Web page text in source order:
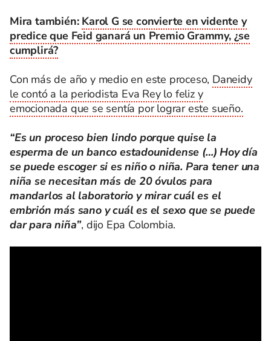
Mira también: Karol G se convierte en vidente y
predice que Feid ganará un Premio Grammy, ¿se
cumplirá?
Con más de año y medio en este proceso, Daneidy
le contó a la periodista Eva Rey lo feliz y
emocionada que se sentía por lograr este sueño.
“Es un proceso bien lindo porque quise la
esperma de un banco estadounidense (…) Hoy día
se puede escoger si es niño o niña. Para tener una
niña se necesitan más de 20 óvulos para
mandarlos al laboratorio y mirar cuál es el
embrión más sano y cuál es el sexo que se puede
dar para niña”, dijo Epa Colombia.